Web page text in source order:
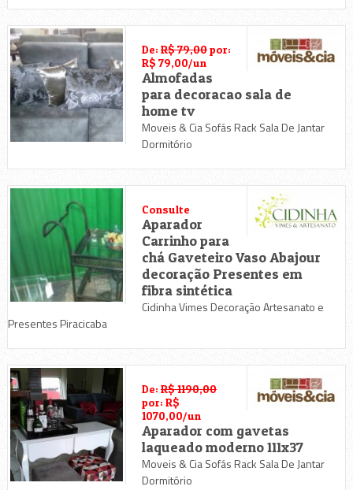
De: R$ 79,00por:
R$ 79,00/un
Almofadas
para decoracao sala de
home tv
Moveis & Cia Sofás Rack Sala De Jantar
Dormitório
Consulte
Aparador
Carrinho para
chá Gaveteiro Vaso Abajour
decoração Presentes em
fibra sintética
Cidinha Vimes Decoração Artesanato e
Presentes Piracicaba
De: R$ 1190,00
por: R$
1070,00/un
Aparador com gavetas
laqueado moderno 111x37
Moveis & Cia Sofás Rack Sala De Jantar
Dormitório